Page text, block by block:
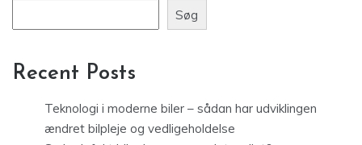
Søg
Recent Posts
Teknologi i moderne biler – sådan har udviklingen
ændret bilpleje og vedligeholdelse